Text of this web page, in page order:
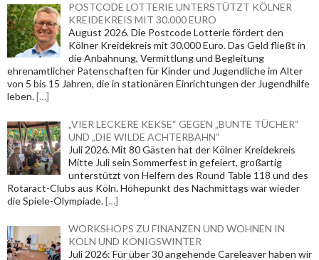
POSTCODE LOTTERIE UNTERSTÜTZT KÖLNER
KREIDEKREIS MIT 30.000 EURO
August 2026. Die Postcode Lotterie fördert den
Kölner Kreidekreis mit 30.000 Euro. Das Geld fließt in
die Anbahnung, Vermittlung und Begleitung
ehrenamtlicher Patenschaften für Kinder und Jugendliche im Alter
von 5 bis 15 Jahren, die in stationären Einrichtungen der Jugendhilfe
leben. […]
„VIER LECKERE KEKSE“ GEGEN „BUNTE TÜCHER“
UND „DIE WILDE ACHTERBAHN“
Juli 2026. Mit 80 Gästen hat der Kölner Kreidekreis
Mitte Juli sein Sommerfest in gefeiert, großartig
unterstützt von Helfern des Round Table 118 und des
Rotaract-Clubs aus Köln. Höhepunkt des Nachmittags war wieder
die Spiele-Olympiade. […]
WORKSHOPS ZU FINANZEN UND WOHNEN IN
KÖLN UND KÖNIGSWINTER
Juli 2026: Für über 30 angehende Careleaver haben wir